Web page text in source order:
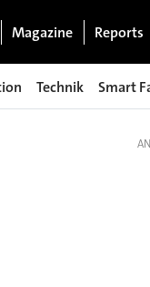
Magazine Reports
Technik Smart